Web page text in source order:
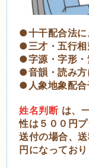
●十干配合法に
●三才・五行相
●字源・字形・
●音韻・読み方
●人象地象配合
姓名判断 は、
性は５００円
送付の場合、
円になっており